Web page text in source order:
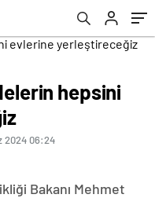
hepsini
2024 06:24
Bakanı Mehmet